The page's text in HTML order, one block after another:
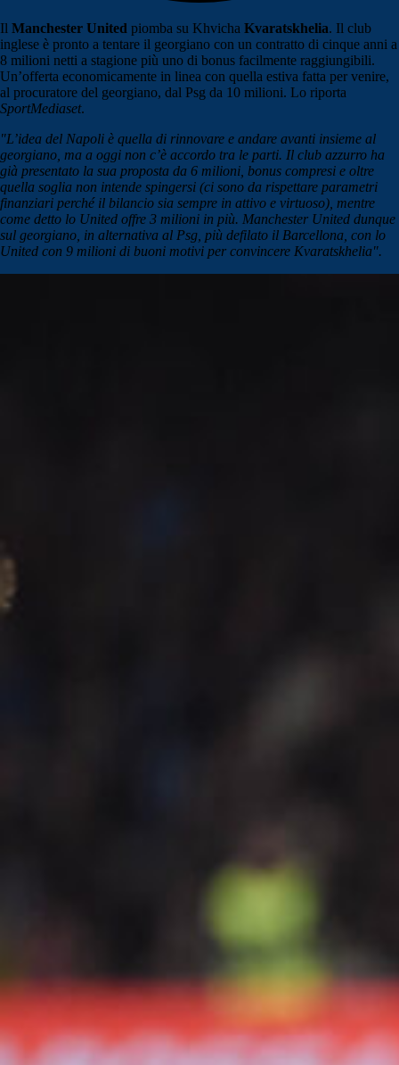
Il Manchester United piomba su Khvicha Kvaratskhelia. Il club
inglese è pronto a tentare il georgiano con un contratto di cinque anni a
8 milioni netti a stagione più uno di bonus facilmente raggiungibili.
Un’offerta economicamente in linea con quella estiva fatta per venire,
al procuratore del georgiano, dal Psg da 10 milioni. Lo riporta
SportMediaset.
"L’idea del Napoli è quella di rinnovare e andare avanti insieme al
georgiano, ma a oggi non c’è accordo tra le parti. Il club azzurro ha
già presentato la sua proposta da 6 milioni, bonus compresi e oltre
quella soglia non intende spingersi (ci sono da rispettare parametri
finanziari perché il bilancio sia sempre in attivo e virtuoso), mentre
come detto lo United offre 3 milioni in più. Manchester United dunque
sul georgiano, in alternativa al Psg, più defilato il Barcellona, con lo
United con 9 milioni di buoni motivi per convincere Kvaratskhelia".